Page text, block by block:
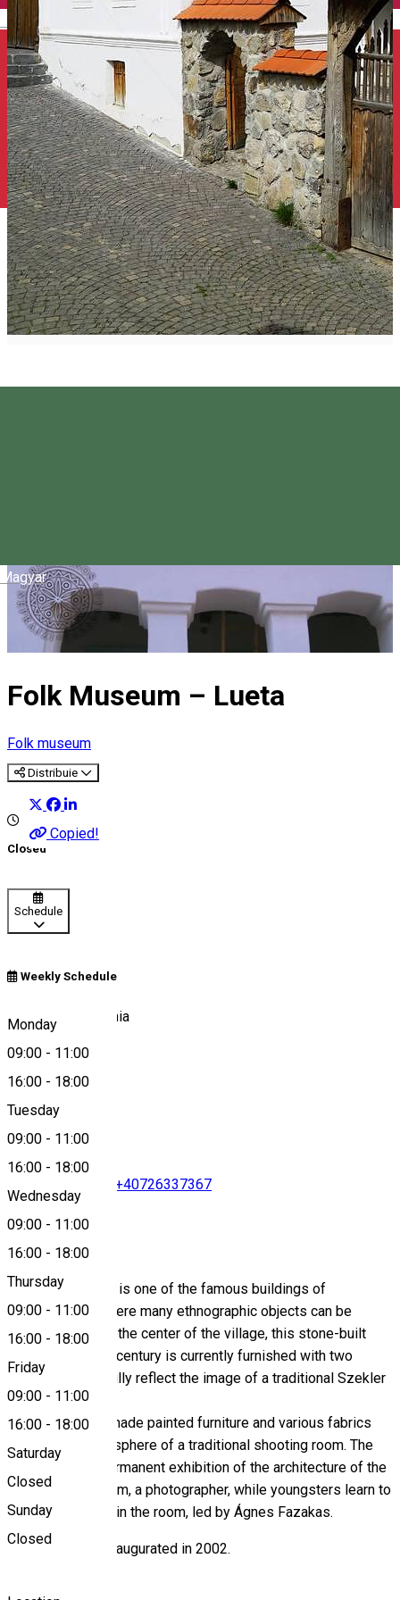
English
Magyar
Folk Museum – Lueta
Folk museum
Distribuie
Copied!
Closed
Schedule
Weekly Schedule
Monday
09:00 - 11:00
16:00 - 18:00
Tuesday
09:00 - 11:00
16:00 - 18:00
Wednesday
09:00 - 11:00
16:00 - 18:00
Thursday
09:00 - 11:00
16:00 - 18:00
Friday
09:00 - 11:00
16:00 - 18:00
Saturday
Closed
Sunday
Closed
Lueta 397, Romania
Map
+40726337367
About
The folk museum is one of the famous buildings of
Lövéte/Lueta, where many ethnographic objects can be
found. Located in the center of the village, this stone-built
house of the last century is currently furnished with two
rooms that faithfully reflect the image of a traditional Szekler
room.
One with locally made painted furniture and various fabrics
reflects the atmosphere of a traditional shooting room. The
other shows a permanent exhibition of the architecture of the
shot of Gyula Ádám, a photographer, while youngsters learn to
weave on a loom in the room, led by Ágnes Fazakas.
The house was inaugurated in 2002.